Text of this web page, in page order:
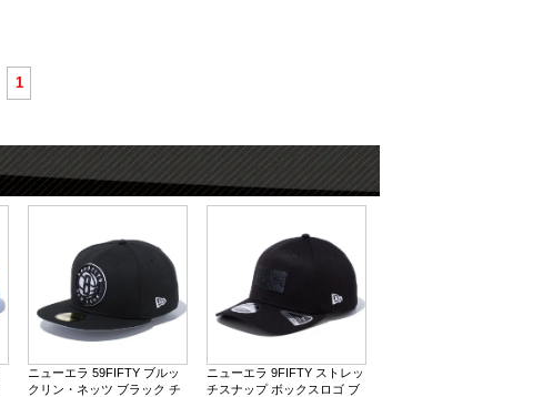
1
ニューエラ 59FIFTY ブルッ
クリン・ネッツ ブラック チ
ニューエラ 9FIFTY ストレッ
チスナップ ボックスロゴ ブ